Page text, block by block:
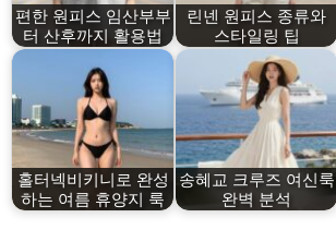
편한 원피스 임산부부
터 산후까지 활용법
린넨 원피스 종류와
스타일링 팁
홀터넥비키니로 완성
하는 여름 휴양지 룩
송혜교 크루즈 여신룩
완벽 분석